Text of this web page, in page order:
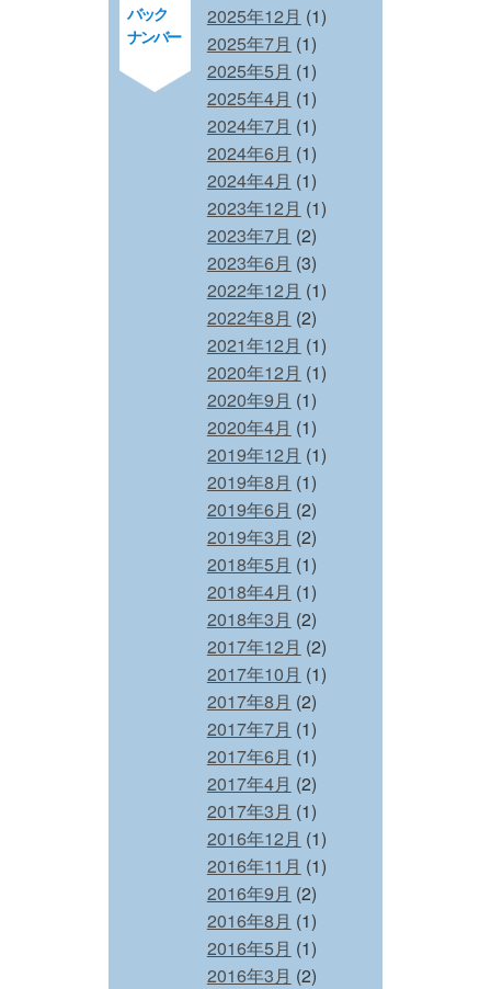
バック
ナンバー
2025年12月 (1)
2025年7月 (1)
2025年5月 (1)
2025年4月 (1)
2024年7月 (1)
2024年6月 (1)
2024年4月 (1)
2023年12月 (1)
2023年7月 (2)
2023年6月 (3)
2022年12月 (1)
2022年8月 (2)
2021年12月 (1)
2020年12月 (1)
2020年9月 (1)
2020年4月 (1)
2019年12月 (1)
2019年8月 (1)
2019年6月 (2)
2019年3月 (2)
2018年5月 (1)
2018年4月 (1)
2018年3月 (2)
2017年12月 (2)
2017年10月 (1)
2017年8月 (2)
2017年7月 (1)
2017年6月 (1)
2017年4月 (2)
2017年3月 (1)
2016年12月 (1)
2016年11月 (1)
2016年9月 (2)
2016年8月 (1)
2016年5月 (1)
2016年3月 (2)